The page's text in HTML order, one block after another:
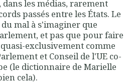
les médias, rarement
passés entre les États. Le
mal à s'imaginer que
et pas que pour faire
exclusivement comme
et Conseil de l'UE co-
(le dictionnaire de Marielle
cela).